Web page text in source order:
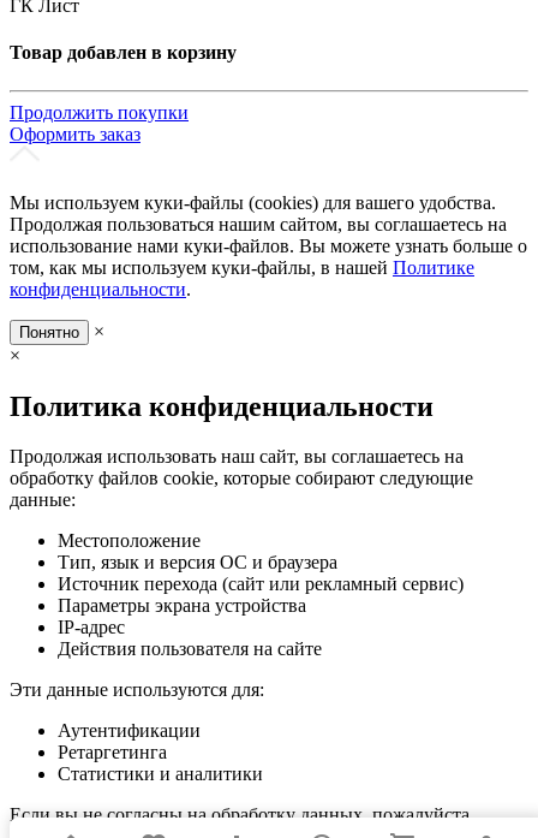
ГК Лист
Товар добавлен в корзину
Продолжить покупки
Оформить заказ
Мы используем куки-файлы (cookies) для вашего удобства.
Продолжая пользоваться нашим сайтом, вы соглашаетесь на
использование нами куки-файлов. Вы можете узнать больше о
том, как мы используем куки-файлы, в нашей Политике
конфиденциальности.
Понятно
×
×
Политика конфиденциальности
Продолжая использовать наш сайт, вы соглашаетесь на
обработку файлов cookie, которые собирают следующие
данные:
Местоположение
Тип, язык и версия ОС и браузера
Источник перехода (сайт или рекламный сервис)
Параметры экрана устройства
IP-адрес
Действия пользователя на сайте
Эти данные используются для:
Аутентификации
Ретаргетинга
Статистики и аналитики
Если вы не согласны на обработку данных, пожалуйста,